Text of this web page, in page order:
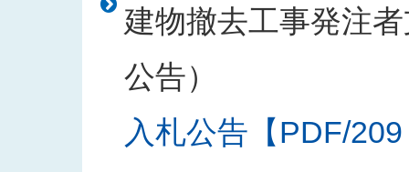
建物撤去工事発注
公告）
入札公告【PDF/